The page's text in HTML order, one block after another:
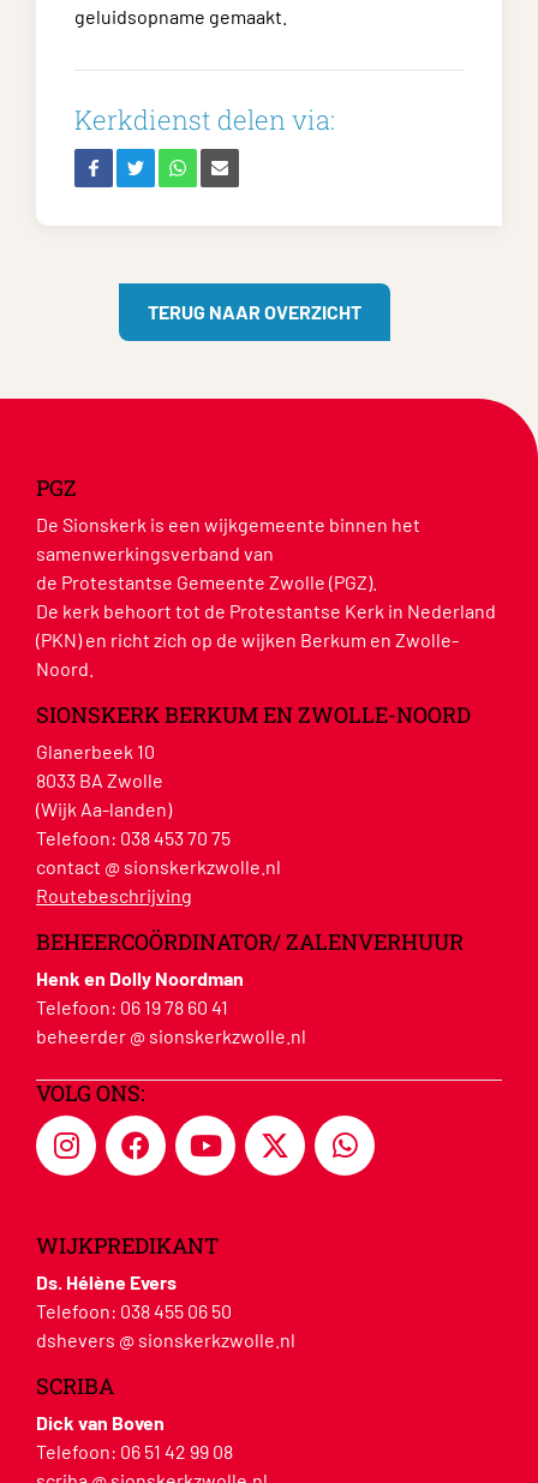
geluidsopname gemaakt.
Kerkdienst delen via:
TERUG NAAR OVERZICHT
PGZ
De Sionskerk is een wijkgemeente binnen het
samenwerkingsverband van
de Protestantse Gemeente Zwolle (PGZ).
De kerk behoort tot de Protestantse Kerk in Nederland
(PKN) en richt zich op de wijken Berkum en Zwolle-
Noord.
SIONSKERK BERKUM EN ZWOLLE-NOORD
Glanerbeek 10
8033 BA Zwolle
(Wijk Aa-landen)
Telefoon: 038 453 70 75
contact @ sionskerkzwolle.nl
Routebeschrijving
BEHEERCOÖRDINATOR/ ZALENVERHUUR
Henk en Dolly Noordman
Telefoon: 06 19 78 60 41
beheerder @ sionskerkzwolle.nl
VOLG ONS:
WIJKPREDIKANT
Ds. Hélène Evers
Telefoon: 038 455 06 50
dshevers @ sionskerkzwolle.nl
SCRIBA
Dick van Boven
Telefoon: 06 51 42 99 08